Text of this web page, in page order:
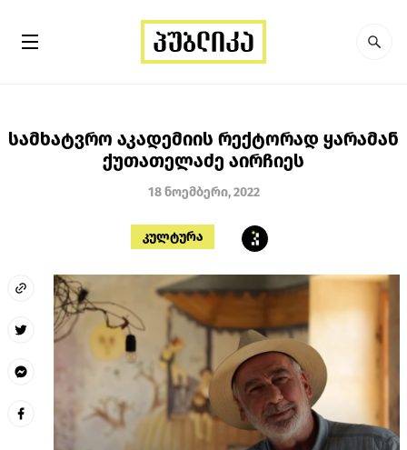
სამხატვრო აკადემიის რექტორად ყარამან
ქუთათელაძე აირჩიეს
18 ნოემბერი, 2022
კულტურა